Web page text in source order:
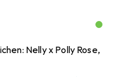
Nelly x Polly Rose,